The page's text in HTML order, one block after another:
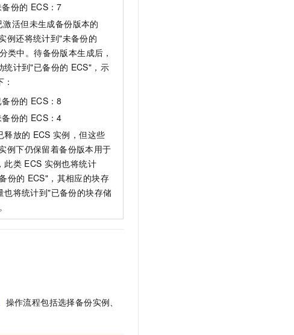
份的 ECS：7
激活但未生成备份版本的
例还将统计到"未备份的
类中。待备份版本生成后，
统计到"已备份的 ECS"，示
备份的 ECS：8
份的 ECS：4
释放的 ECS 实例，但这些
例下仍保留着备份版本用于
此类 ECS 实例也将统计
份的 ECS"，其相应的块存
也将统计到"已备份的块存储
操作流程包括选择备份实例、